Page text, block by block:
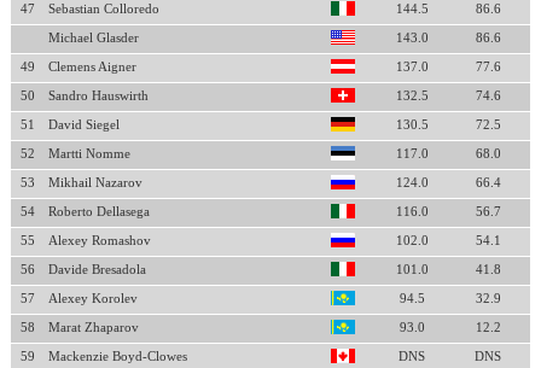
47 Sebastian Colloredo 144.5 86.6
Michael Glasder 143.0 86.6
49 Clemens Aigner 137.0 77.6
50 Sandro Hauswirth 132.5 74.6
51 David Siegel 130.5 72.5
52 Martti Nomme 117.0 68.0
53 Mikhail Nazarov 124.0 66.4
54 Roberto Dellasega 116.0 56.7
55 Alexey Romashov 102.0 54.1
56 Davide Bresadola 101.0 41.8
57 Alexey Korolev 94.5 32.9
58 Marat Zhaparov 93.0 12.2
59 Mackenzie Boyd-Clowes DNS DNS